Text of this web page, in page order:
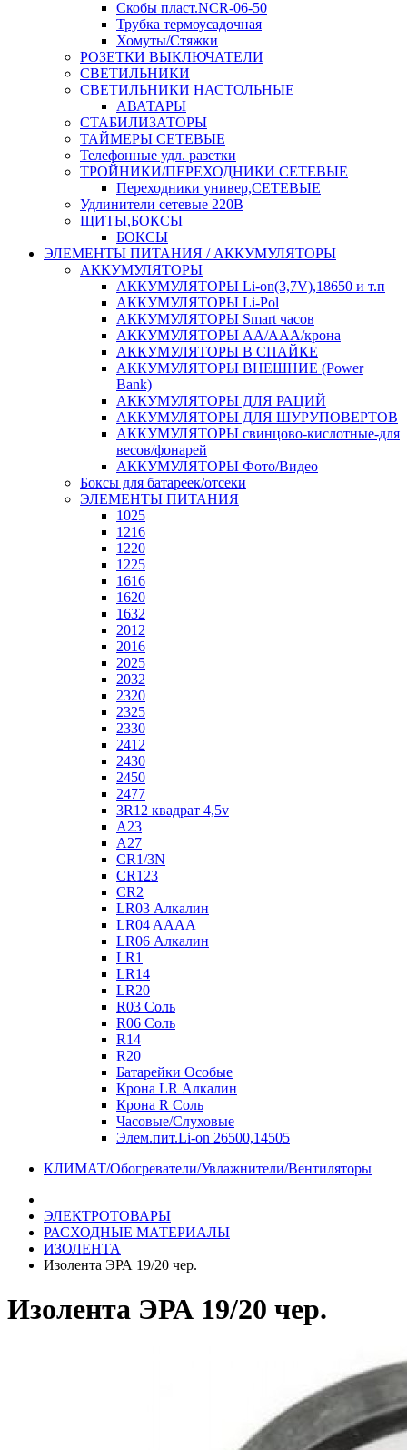
Скобы пласт.NCR-06-50
Трубка термоусадочная
Хомуты/Стяжки
РОЗЕТКИ ВЫКЛЮЧАТЕЛИ
СВЕТИЛЬНИКИ
СВЕТИЛЬНИКИ НАСТОЛЬНЫЕ
АВАТАРЫ
СТАБИЛИЗАТОРЫ
ТАЙМЕРЫ СЕТЕВЫЕ
Телефонные удл. разетки
ТРОЙНИКИ/ПЕРЕХОДНИКИ СЕТЕВЫЕ
Переходники универ,СЕТЕВЫЕ
Удлинители сетевые 220В
ЩИТЫ,БОКСЫ
БОКСЫ
ЭЛЕМЕНТЫ ПИТАНИЯ / АККУМУЛЯТОРЫ
АККУМУЛЯТОРЫ
АККУМУЛЯТОРЫ Li-on(3,7V),18650 и т.п
АККУМУЛЯТОРЫ Li-Pol
АККУМУЛЯТОРЫ Smart часов
АККУМУЛЯТОРЫ АА/ААА/крона
АККУМУЛЯТОРЫ В СПАЙКЕ
АККУМУЛЯТОРЫ ВНЕШНИЕ (Power
Bank)
АККУМУЛЯТОРЫ ДЛЯ РАЦИЙ
АККУМУЛЯТОРЫ ДЛЯ ШУРУПОВЕРТОВ
АККУМУЛЯТОРЫ свинцово-кислотные-для
весов/фонарей
АККУМУЛЯТОРЫ Фото/Видео
Боксы для батареек/отсеки
ЭЛЕМЕНТЫ ПИТАНИЯ
1025
1216
1220
1225
1616
1620
1632
2012
2016
2025
2032
2320
2325
2330
2412
2430
2450
2477
3R12 квадрат 4,5v
A23
A27
CR1/3N
CR123
CR2
LR03 Алкалин
LR04 AAAA
LR06 Алкалин
LR1
LR14
LR20
R03 Соль
R06 Соль
R14
R20
Батарейки Особые
Крона LR Алкалин
Крона R Соль
Часовые/Слуховые
Элем.пит.Li-on 26500,14505
КЛИМАТ/Обогреватели/Увлажнители/Вентиляторы
ЭЛЕКТРОТОВАРЫ
РАСХОДНЫЕ МАТЕРИАЛЫ
ИЗОЛЕНТА
Изолента ЭРА 19/20 чер.
Изолента ЭРА 19/20 чер.